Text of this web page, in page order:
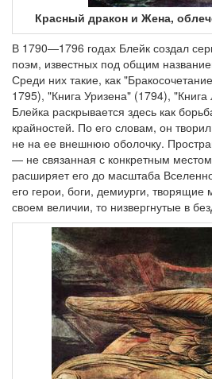
Красный дракон и Жена,
В 1790—1796 годах Блейк создал
поэм, известных под общим
Среди них такие, как
1795), "Книга Уризена" (1794),
Блейка раскрывается здесь как
крайностей. По его словам, он
не на ее внешнюю оболочку.
— не связанная с конкретным
расширяет его до масштаба
его герои, боги, демиурги, творящие
своем величии, то низвергнутые в